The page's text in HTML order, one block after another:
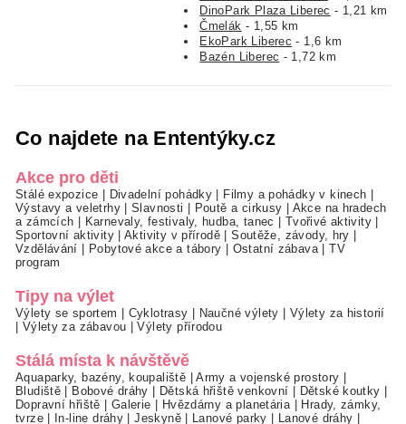
DinoPark Plaza Liberec - 1,21 km
Čmelák - 1,55 km
EkoPark Liberec - 1,6 km
Bazén Liberec - 1,72 km
Co najdete na Ententýky.cz
Akce pro děti
Stálé expozice Divadelní pohádky Filmy a pohádky v kinech
Výstavy a veletrhy|Slavnosti Poutě a cirkusy
Akce na hradech
a zámcích
Karnevaly, festivaly, hudba, tanec Tvořivé aktivity
Sportovní aktivity|Aktivity v přírodě |Soutěže, závody, hry
Vzdělávání
Pobytové akce a tábory Ostatní zábava |TV
program
Tipy na výlet
Výlety se sportem Cyklotrasy Naučné výlety
Výlety za historií
Výlety za zábavou |Výlety přírodou
Stálá místa k návštěvě
Aquaparky, bazény, koupaliště |Army a vojenské prostory
Bludiště
Bobové dráhy Dětská hřiště venkovní Dětské koutky
Dopravní hřiště
Galerie Hvězdárny a planetária
Hrady, zámky,
tvrze| In-line dráhy |Jeskyně| Lanové parky Lanové dráhy